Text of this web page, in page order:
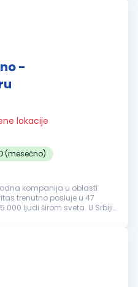
-
lokacije
(mesečno)
kompanija u oblasti
trenutno posluje u 47
ljudi širom sveta. U Srbiji